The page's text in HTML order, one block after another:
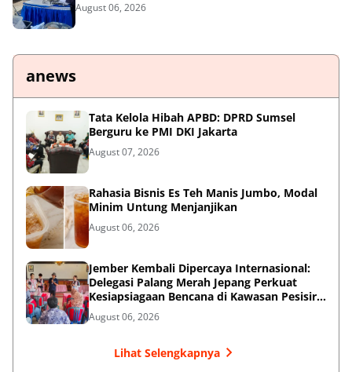
August 06, 2026
anews
Tata Kelola Hibah APBD: DPRD Sumsel
Berguru ke PMI DKI Jakarta
August 07, 2026
Rahasia Bisnis Es Teh Manis Jumbo, Modal
Minim Untung Menjanjikan
August 06, 2026
Jember Kembali Dipercaya Internasional:
Delegasi Palang Merah Jepang Perkuat
Kesiapsiagaan Bencana di Kawasan Pesisir
dan Sekolah
August 06, 2026
Lihat Selengkapnya